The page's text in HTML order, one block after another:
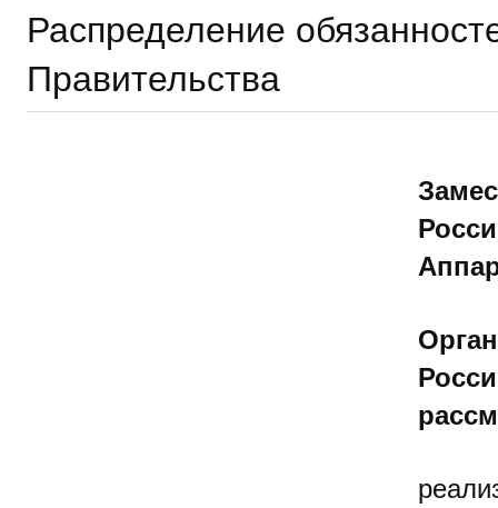
Распределение
Правительства